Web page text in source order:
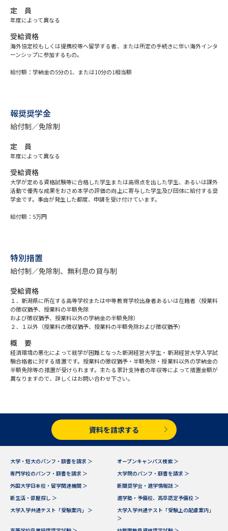
オープンキャンパス検索
来場型・Web型イベント特集
受験準備
志望校・出願校を調べる
併願校選び
先輩が入学を決めた理由
新生活お役立ちガイド
学問のミニ講義「夢ナビ講義」 学問分野解説
ユーザーサポート
資料の料金の
受付内容・発送状況の確認
個人情報取扱規定
特定商取引表記
テレメール進学カタログ
訂正のご案内
定 員
年度によって異なる
受給資格
海外協定校もしくは提携校等へ留学する者、または所定の手続きに伴い海外インタ
ーンシップに参加するもの。
給付額：学納金の5分の1、または10分の1相当額
報奨奨学金
給付制／免除制
定 員
年度によって異なる
受給資格
大学が定める資格試験等に合格した学生または高得点を出した学生、あるいは課外
活動で優秀な成果をおさめ本学の評価の向上に寄与した学生及び団体に給付する奨
学金です。事由が発生した都度、申請を受け付けています。
給付額：5万円
特別措置
給付制／免除制、無利息の貸与制
受給資格
１．新潟県に所在する高等学校または中等教育学校出身者あるいは在籍者（授業料
の徴収猶予、授業料の半額免除
および徴収猶予、授業料以外の学納金の半額免除）
２．１以外（授業料の徴収猶予、授業料の半額免除および徴収猶予）
概 要
経済環境の悪化によって就学が困難となった新潟経営大学生・新潟経営大学入学試
験合格者に対する措置です。授業料の徴収猶予・半額免除・授業料以外の学納金の
半額免除等の措置が受けられます。主たる家計支持者の年収等によって措置金額が
異なりますので、詳しくはお問い合わせ下さい。
資料を請求する
大学・短大のパンフ・願書を請求 ＞
オープンキャンパス検索 ＞
専門学校のパンフ・願書を請求 ＞
大学院のパンフ・願書を請求 ＞
外国大学日本校・留学関連機関 ＞
新聞奨学会・進学情報誌 ＞
新生活・部屋探し ＞
進学塾・予備校、高卒認定予備校 ＞
大学入学共通テスト「受験案内」 ＞
大学入学共通テスト「受験上の配慮案内」
＞